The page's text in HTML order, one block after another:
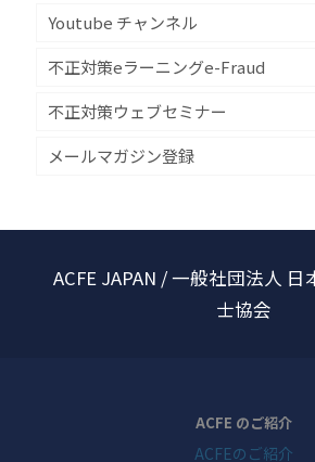
Youtube チャンネル
不正対策eラーニングe-Fraud
不正対策ウェブセミナー
メールマガジン登録
ACFE JAPAN / 一般社団法人
士協会
ACFE のご紹介
ACFEのご紹介